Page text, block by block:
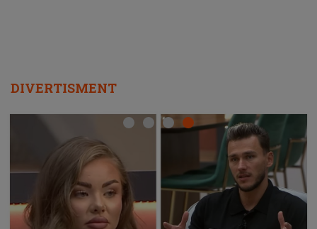
DIVERTISMENT